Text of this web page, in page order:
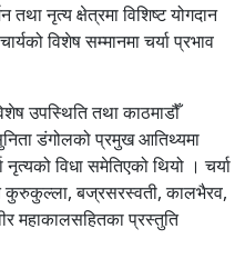
नृत्य क्षेत्रमा विशिष्ट योगदान
विशेष सम्मानमा चर्या प्रभाव
उपस्थिति तथा काठमाडौँ
डंगोलको प्रमुख आतिथ्यमा
विधा समेतिएको थियो । चर्या
कुरुकुल्ला, बज्रसरस्वती, कालभैरव,
महाकालसहितका प्रस्तुति